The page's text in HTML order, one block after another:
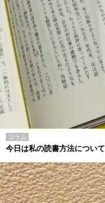
コラム
今日は私の読書方法について